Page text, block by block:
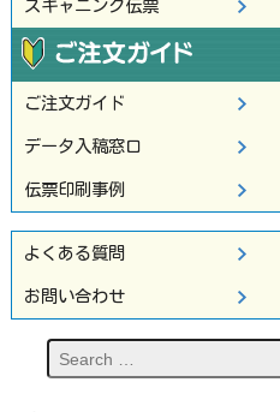
スキャニング伝票
ご注文ガイド
データ入稿窓口
伝票印刷事例
よくある質問
お問い合わせ